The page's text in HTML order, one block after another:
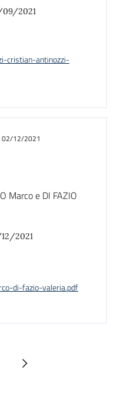
02/12/2021
Marco e DI FAZIO
2021
di-fazio-valeria.pdf
09/2021
cristian-antinozzi-